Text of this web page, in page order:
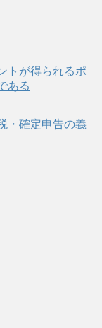
トが得られるポ
ある
・確定申告の義